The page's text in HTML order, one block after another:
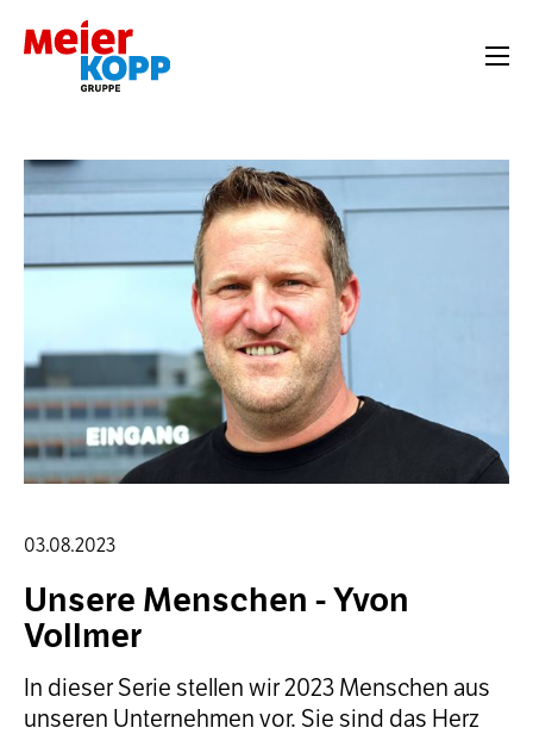
03.08.2023
Unsere Menschen - Yvon
Vollmer
In dieser Serie stellen wir 2023 Menschen aus
unseren Unternehmen vor. Sie sind das Herz